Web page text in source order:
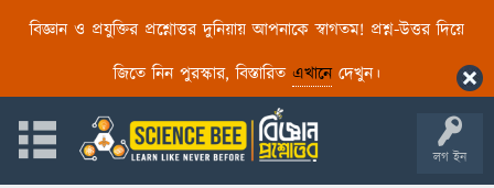
বিজ্ঞান ও প্রযুক্তির প্রশ্নোত্তর দুনিয়ায় আপনাকে স্বাগতম! প্রশ্ন-উত্তর দিয়ে
জিতে নিন পুরস্কার, বিস্তারিত এখানেদেখুন।
লগ ইন